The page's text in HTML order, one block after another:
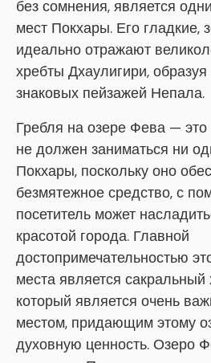
без сомнения, является
мест Покхары. Его гладкие,
идеально отражают
хребты Дхаулигири,
знаковых пейзажей Непала.
Гребля на озере Фева — это
не должен заниматься ни
Покхары, поскольку оно
безмятежное средство, с
посетитель может
красотой города. Главной
достопримечательностью
места является
который является очень
местом, придающим этому
духовную ценность. Озеро